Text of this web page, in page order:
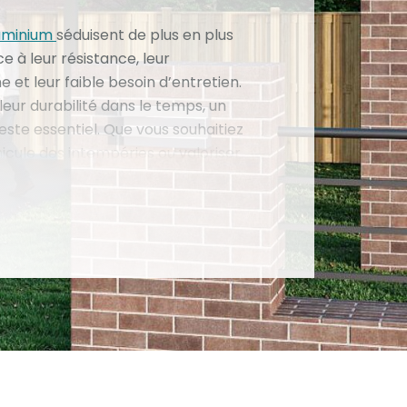
séduisent de plus en plus
à leur résistance, leur
et leur faible besoin d’entretien.
durabilité dans le temps, un
essentiel. Que vous souhaitiez
des intempéries ou valoriser
comment entretenir
en aluminium permet de
tout en conservant son
ainsi que les astuces pour
les performances de
fil des saisons.